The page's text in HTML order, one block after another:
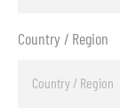
Country / Region